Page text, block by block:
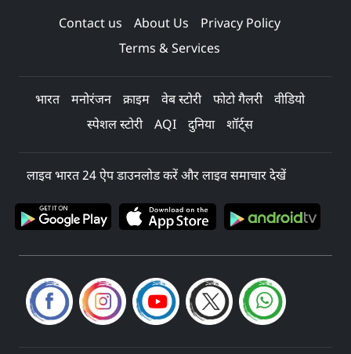
Contact us About Us
Privacy Policy
Terms & Services
भारत मनोरंजन क्राइम वेब स्टोरी फोटो गैलरी
वीडियो
स्पेशल स्टोरी
AQI दुनिया शॉर्ट्स
लाइव भारत 24 ऐप डाउनलोड करें और लाइव समाचार देखें